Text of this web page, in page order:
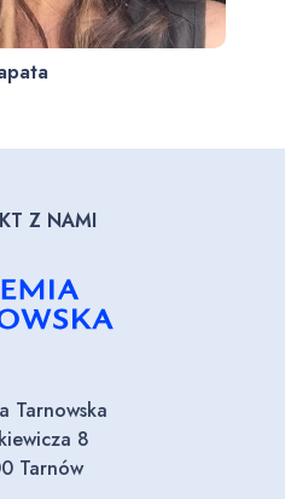
Z NAMI
Tarnowska
8
Tarnów